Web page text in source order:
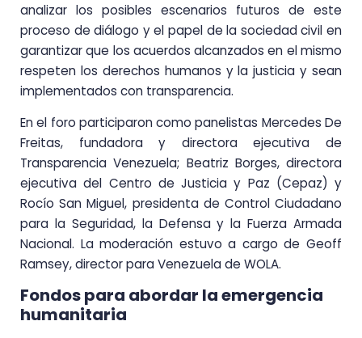
analizar los posibles escenarios futuros de este
proceso de diálogo y el papel de la sociedad civil en
garantizar que los acuerdos alcanzados en el mismo
respeten los derechos humanos y la justicia y sean
implementados con transparencia.
En el foro participaron como panelistas Mercedes De
Freitas, fundadora y directora ejecutiva de
Transparencia Venezuela; Beatriz Borges, directora
ejecutiva del Centro de Justicia y Paz (Cepaz) y
Rocío San Miguel, presidenta de Control Ciudadano
para la Seguridad, la Defensa y la Fuerza Armada
Nacional. La moderación estuvo a cargo de Geoff
Ramsey, director para Venezuela de WOLA.
Fondos para abordar la emergencia
humanitaria